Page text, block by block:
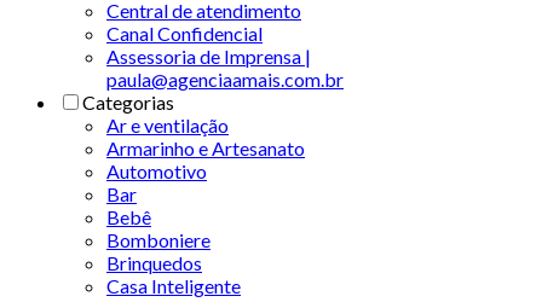
Central de atendimento
Canal Confidencial
Assessoria de Imprensa |
paula@agenciaamais.com.br
Categorias
Ar e ventilação
Armarinho e Artesanato
Automotivo
Bar
Bebê
Bomboniere
Brinquedos
Casa Inteligente